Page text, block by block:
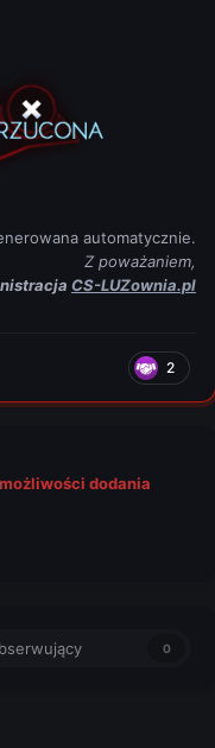
automatycznie.
Z poważaniem,
CS-LUZownia.pl
2
dodania
0